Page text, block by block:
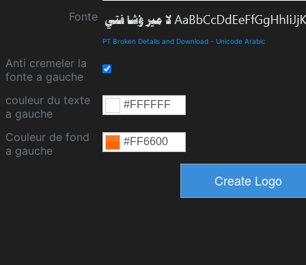
Fonte
PT Broken Details and Download - Unicode Arabic
Anti cremeler la
fonte a gauche
couleur du texte
a gauche
Couleur de fond
a gauche